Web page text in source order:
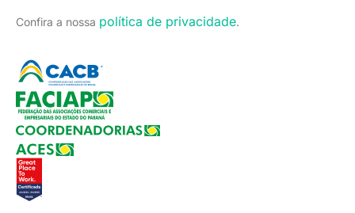
Confira a nossa política de privacidade.